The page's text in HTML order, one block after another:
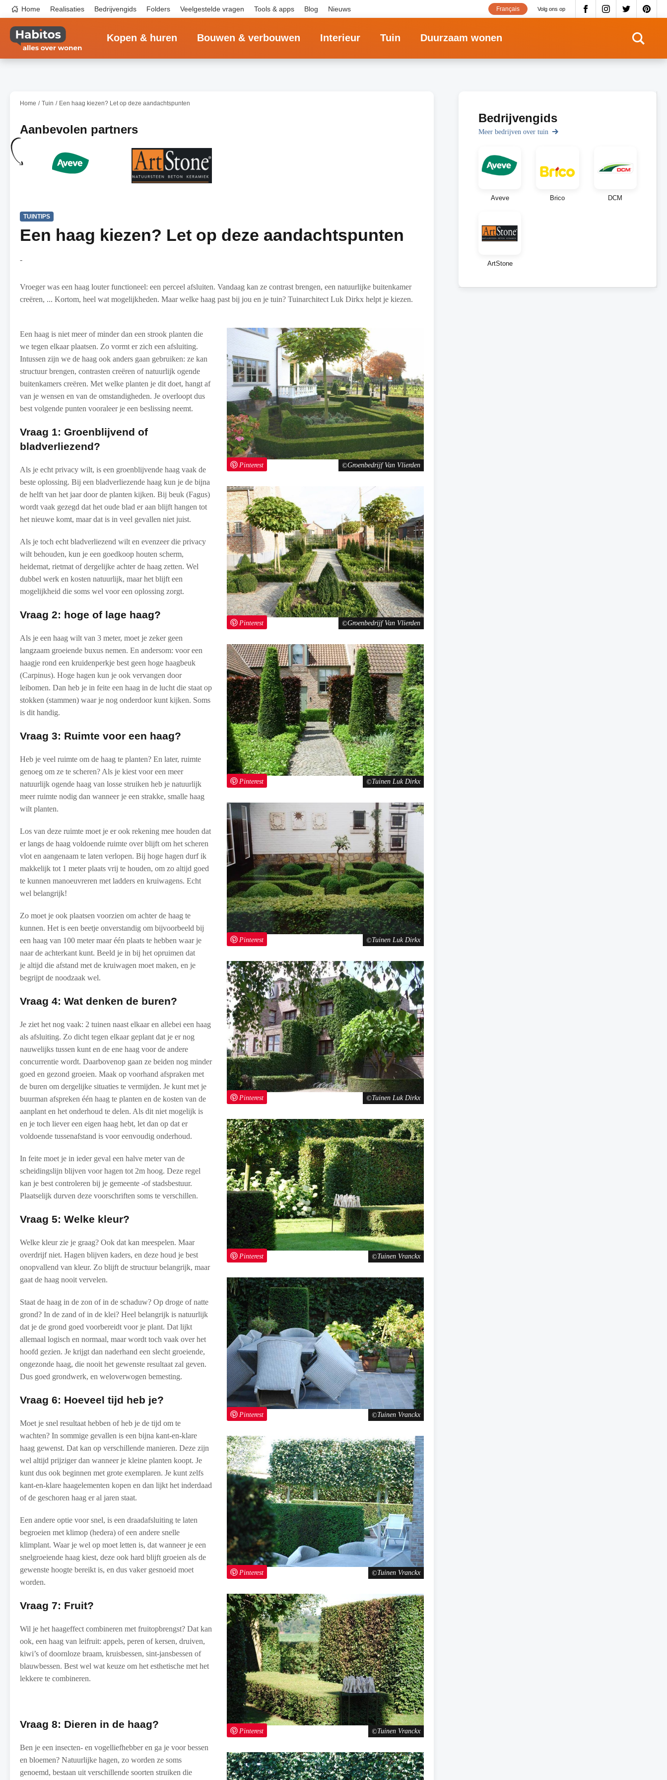
naar
inhoud
gaan
Top
navigation
Home Realisaties Bedrijvengids Folders Veelgestelde vragen Tools & apps Blog Nieuws Volg ons op
Français
Kopen & huren Bouwen & verbouwen Interieur Tuin Duurzaam wonen
Home Tuin Een haag kiezen? Let op deze aandachtspunten
Aanbevolen partners
TUINTIPS
Een haag kiezen? Let op deze aandachtspunten
-
Vroeger was een haag louter functioneel: een perceel afsluiten. Vandaag kan ze contrast brengen, een natuurlijke buitenkamer
creëren, ... Kortom, heel wat mogelijkheden. Maar welke haag past bij jou en je tuin? Tuinarchitect Luk Dirkx helpt je kiezen.
Groenbedrijf Van Vlierden
Pinterest
Groenbedrijf Van Vlierden
Pinterest
Tuinen Luk Dirkx
Pinterest
Tuinen Luk Dirkx
Pinterest
Tuinen Luk Dirkx
Pinterest
Tuinen Vranckx
Pinterest
Tuinen Vranckx
Pinterest
Tuinen Vranckx
Pinterest
Tuinen Vranckx
Pinterest
Een haag is niet meer of minder dan een strook planten die
we tegen elkaar plaatsen. Zo vormt er zich een afsluiting.
Intussen zijn we de haag ook anders gaan gebruiken: ze kan
structuur brengen, contrasten creëren of natuurlijk ogende
buitenkamers creëren. Met welke planten je dit doet, hangt af
van je wensen en van de omstandigheden. Je overloopt dus
best volgende punten vooraleer je een beslissing neemt.
Vraag 1: Groenblijvend of
bladverliezend?
Als je echt privacy wilt, is een groenblijvende haag vaak de
beste oplossing. Bij een bladverliezende haag kun je de bijna
de helft van het jaar door de planten kijken. Bij beuk (Fagus)
wordt vaak gezegd dat het oude blad er aan blijft hangen tot
het nieuwe komt, maar dat is in veel gevallen niet juist.
Als je toch echt bladverliezend wilt en evenzeer die privacy
wilt behouden, kun je een goedkoop houten scherm,
heidemat, rietmat of dergelijke achter de haag zetten. Wel
dubbel werk en kosten natuurlijk, maar het blijft een
mogelijkheid die soms wel voor een oplossing zorgt.
Vraag 2: hoge of lage haag?
Als je een haag wilt van 3 meter, moet je zeker geen
langzaam groeiende buxus nemen. En andersom: voor een
haagje rond een kruidenperkje best geen hoge haagbeuk
(Carpinus). Hoge hagen kun je ook vervangen door
leibomen. Dan heb je in feite een haag in de lucht die staat op
stokken (stammen) waar je nog onderdoor kunt kijken. Soms
is dit handig.
Vraag 3: Ruimte voor een haag?
Heb je veel ruimte om de haag te planten? En later, ruimte
genoeg om ze te scheren? Als je kiest voor een meer
natuurlijk ogende haag van losse struiken heb je natuurlijk
meer ruimte nodig dan wanneer je een strakke, smalle haag
wilt planten.
Los van deze ruimte moet je er ook rekening mee houden dat
er langs de haag voldoende ruimte over blijft om het scheren
vlot en aangenaam te laten verlopen. Bij hoge hagen durf ik
makkelijk tot 1 meter plaats vrij te houden, om zo altijd goed
te kunnen manoeuvreren met ladders en kruiwagens. Echt
wel belangrijk!
Zo moet je ook plaatsen voorzien om achter de haag te
kunnen. Het is een beetje onverstandig om bijvoorbeeld bij
een haag van 100 meter maar één plaats te hebben waar je
naar de achterkant kunt. Beeld je in bij het opruimen dat
je altijd die afstand met de kruiwagen moet maken, en je
begrijpt de noodzaak wel.
Vraag 4: Wat denken de buren?
Je ziet het nog vaak: 2 tuinen naast elkaar en allebei een haag
als afsluiting. Zo dicht tegen elkaar geplant dat je er nog
nauwelijks tussen kunt en de ene haag voor de andere
concurrentie wordt. Daarbovenop gaan ze beiden nog minder
goed en gezond groeien. Maak op voorhand afspraken met
de buren om dergelijke situaties te vermijden. Je kunt met je
buurman afspreken één haag te planten en de kosten van de
aanplant en het onderhoud te delen. Als dit niet mogelijk is
en je toch liever een eigen haag hebt, let dan op dat er
voldoende tussenafstand is voor eenvoudig onderhoud.
In feite moet je in ieder geval een halve meter van de
scheidingslijn blijven voor hagen tot 2m hoog. Deze regel
kan je best controleren bij je gemeente -of stadsbestuur.
Plaatselijk durven deze voorschriften soms te verschillen.
Vraag 5: Welke kleur?
Welke kleur zie je graag? Ook dat kan meespelen. Maar
overdrijf niet. Hagen blijven kaders, en deze houd je best
onopvallend van kleur. Zo blijft de structuur belangrijk, maar
gaat de haag nooit vervelen.
Staat de haag in de zon of in de schaduw? Op droge of natte
grond? In de zand of in de klei? Heel belangrijk is natuurlijk
dat je de grond goed voorbereidt voor je plant. Dat lijkt
allemaal logisch en normaal, maar wordt toch vaak over het
hoofd gezien. Je krijgt dan naderhand een slecht groeiende,
ongezonde haag, die nooit het gewenste resultaat zal geven.
Dus goed grondwerk, en weloverwogen bemesting.
Vraag 6: Hoeveel tijd heb je?
Moet je snel resultaat hebben of heb je de tijd om te
wachten? In sommige gevallen is een bijna kant-en-klare
haag gewenst. Dat kan op verschillende manieren. Deze zijn
wel altijd prijziger dan wanneer je kleine planten koopt. Je
kunt dus ook beginnen met grote exemplaren. Je kunt zelfs
kant-en-klare haagelementen kopen en dan lijkt het inderdaad
of de geschoren haag er al jaren staat.
Een andere optie voor snel, is een draadafsluiting te laten
begroeien met klimop (hedera) of een andere snelle
klimplant. Waar je wel op moet letten is, dat wanneer je een
snelgroeiende haag kiest, deze ook hard blijft groeien als de
gewenste hoogte bereikt is, en dus vaker gesnoeid moet
worden.
Vraag 7: Fruit?
Wil je het haageffect combineren met fruitopbrengst? Dat kan
ook, een haag van leifruit: appels, peren of kersen, druiven,
kiwi’s of doornloze braam, kruisbessen, sint-jansbessen of
blauwbessen. Best wel wat keuze om het esthetische met het
lekkere te combineren.
Vraag 8: Dieren in de haag?
Ben je een insecten- en vogelliefhebber en ga je voor bessen
en bloemen? Natuurlijke hagen, zo worden ze soms
genoemd, bestaan uit verschillende soorten struiken die
Bedrijvengids
Meer bedrijven over tuin
Aveve Brico DCM
ArtStone